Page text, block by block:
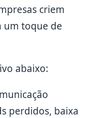
criem
um toque de
abaixo:
perdidos, baixa